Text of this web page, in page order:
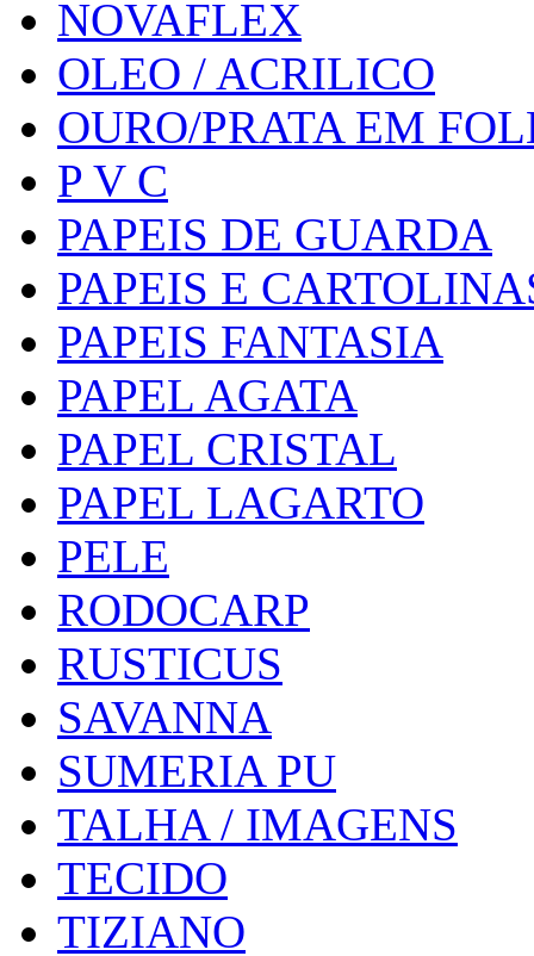
NOVAFLEX
OLEO / ACRILICO
OURO/PRATA EM
P V C
PAPEIS DE GUARDA
PAPEIS E
PAPEIS FANTASIA
PAPEL AGATA
PAPEL CRISTAL
PAPEL LAGARTO
PELE
RODOCARP
RUSTICUS
SAVANNA
SUMERIA PU
TALHA / IMAGENS
TECIDO
TIZIANO